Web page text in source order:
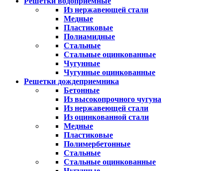
Из нержавеющей стали
Медные
Пластиковые
Полиамидные
Стальные
Стальные оцинкованные
Чугунные
Чугунные оцинкованные
Решетки дождеприемника
Бетонные
Из высокопрочного чугуна
Из нержавеющей стали
Из оцинкованной стали
Медные
Пластиковые
Полимербетонные
Стальные
Стальные оцинкованные